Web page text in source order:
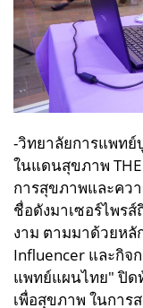
-วิทยาลัยการแพทย์
ในแดนสุขภาพ
การสุขภาพและคว
ชื่อดังมาเซอร์ไพร
งาม ตามมาด้วยห
Influencer และกิจ
แพทย์แผนไทย" ปิด
เพื่อสุขภาพ ในการ